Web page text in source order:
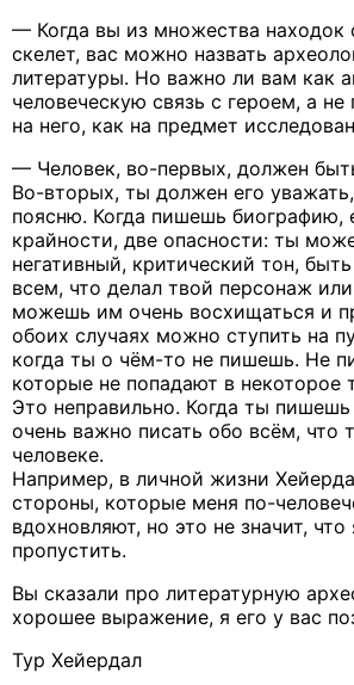
— Когда вы из множества находок
скелет, вас можно назвать
литературы. Но важно ли вам как
человеческую связь с героем, а
на него, как на предмет
— Человек, во-первых, должен
Во-вторых, ты должен его
поясню. Когда пишешь биографию,
крайности, две опасности: ты
негативный, критический тон,
всем, что делал твой персонаж
можешь им очень восхищаться и
обоих случаях можно ступить на
когда ты о чём-то не пишешь. Не
которые не попадают в некоторое
Это неправильно. Когда ты
очень важно писать обо всём, что
человеке.
Например, в личной жизни
стороны, которые меня по-
вдохновляют, но это не значит, что
пропустить.
Вы сказали про литературную
хорошее выражение, я его у вас
Тур Хейердал